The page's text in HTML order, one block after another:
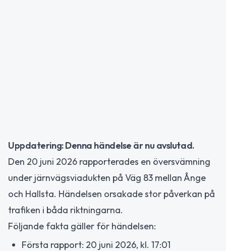
Uppdatering: Denna händelse är nu avslutad.
Den 20 juni 2026 rapporterades en översvämning
under järnvägsviadukten på Väg 83 mellan Ånge
och Hallsta. Händelsen orsakade stor påverkan på
trafiken i båda riktningarna.
Följande fakta gäller för händelsen:
Första rapport: 20 juni 2026, kl. 17:01